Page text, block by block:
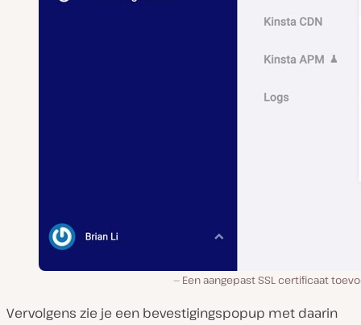
Een aangepast SSL certificaat
Vervolgens zie je een bevestigingspopup met daarin